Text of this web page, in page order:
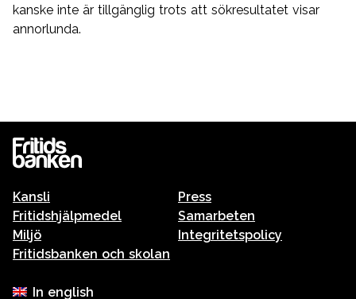
kanske inte är tillgänglig trots att sökresultatet visar
annorlunda.
Kansli
Press
Fritidshjälpmedel
Samarbeten
Miljö
Integritetspolicy
Fritidsbanken och skolan
In english